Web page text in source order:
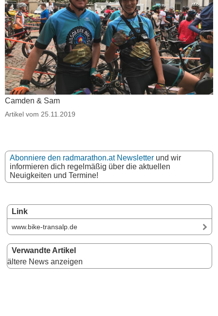
Link
www.bike-transalp.de
Verwandte Artikel
ältere News anzeigen
Camden & Sam
Artikel vom 25.11.2019
Abonniere den radmarathon.at Newsletter und wir
informieren dich regelmäßig über die aktuellen
Neuigkeiten und Termine!